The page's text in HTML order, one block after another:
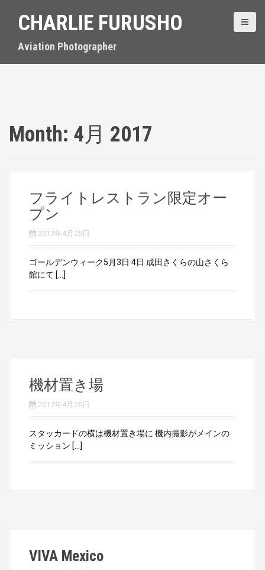
CHARLIE FURUSHO
Aviation Photographer
Month: 4月 2017
フライトレストラン限定オー
プン
2017年4月25日
ゴールデンウィーク5月3日 4日 成田さくらの山さくら
館にて […]
機材置き場
2017年4月25日
スタッカードの横は機材置き場に 機内撮影がメインの
ミッション […]
VIVA Mexico